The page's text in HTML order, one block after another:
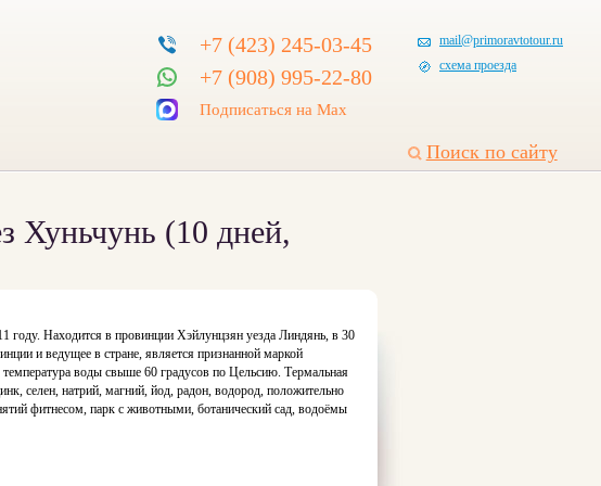
+7 (423) 245-03-45
+7 (908) 995-22-80
Подписаться на Max
mail@primoravtotour.ru
схема проезда
Поиск по сайту
Хуньчунь (10 дней,
году. Находится в провинции Хэйлунцзян уезда Линдянь, в 30
и ведущее в стране, является признанной маркой
воды свыше 60 градусов по Цельсию. Термальная
селен, натрий, магний, йод, радон, водород, положительно
фитнесом, парк с животными, ботанический сад, водоёмы